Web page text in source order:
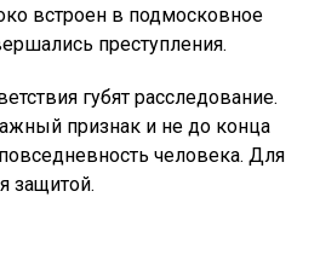
встроен в подмосковное
преступления.
губят расследование.
признак и не до конца
человека. Для
защитой.